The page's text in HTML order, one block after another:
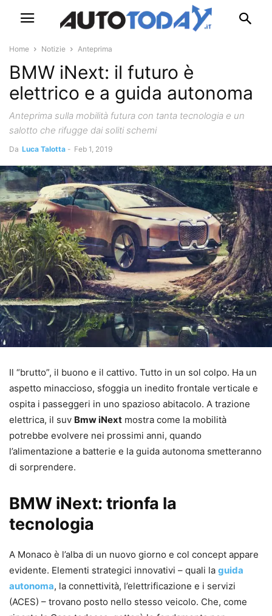
Home Notizie Anteprima
BMW iNext: il futuro è
elettrico e a guida autonoma
Anteprima sulla mobilità futura con tanta tecnologia e un
salotto che rifugge dai soliti schemi
Da Luca Talotta - Feb 1, 2019
Il “brutto”, il buono e il cattivo. Tutto in un sol colpo. Ha un
aspetto minaccioso, sfoggia un inedito frontale verticale e
ospita i passeggeri in uno spazioso abitacolo. A trazione
elettrica, il suv Bmw iNext mostra come la mobilità
potrebbe evolvere nei prossimi anni, quando
l’alimentazione a batterie e la guida autonoma smetteranno
di sorprendere.
BMW iNext: trionfa la
tecnologia
A Monaco è l’alba di un nuovo giorno e col concept appare
evidente. Elementi strategici innovativi – quali la guida
autonoma, la connettività, l’elettrificazione e i servizi
(ACES) – trovano posto nello stesso veicolo. Che, come